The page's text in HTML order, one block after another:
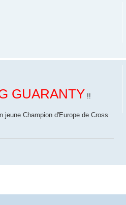
GUARANTY !!
jeune Champion d'Europe de Cross